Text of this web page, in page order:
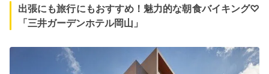
出張にも旅行にもおすすめ！魅力的な朝食バイキング♡
「三井ガーデンホテル岡山」